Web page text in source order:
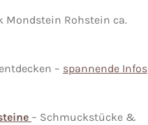
Mondstein Rohstein ca.
– spannende Infos
– Schmuckstücke &